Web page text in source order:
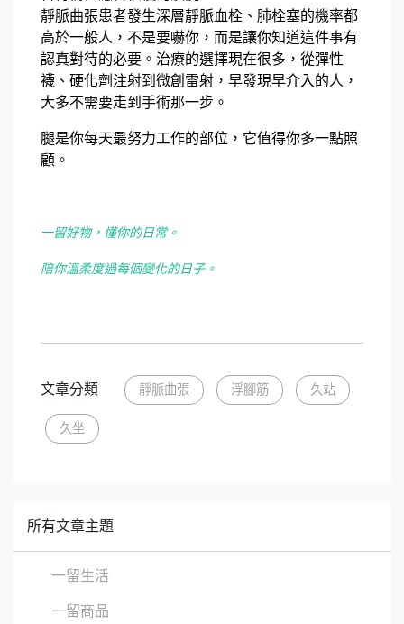
靜脈曲張患者發生深層靜脈血栓、肺栓塞的機率都
高於一般人，不是要嚇你，而是讓你知道這件事有
認真對待的必要。治療的選擇現在很多，從彈性
襪、硬化劑注射到微創雷射，早發現早介入的人，
大多不需要走到手術那一步。
腿是你每天最努力工作的部位，它值得你多一點照
顧。
一留好物，懂你的日常。
陪你溫柔度過每個變化的日子。
文章分類 靜脈曲張 浮腳筋 久站
久坐
所有文章主題
一留生活
一留商品